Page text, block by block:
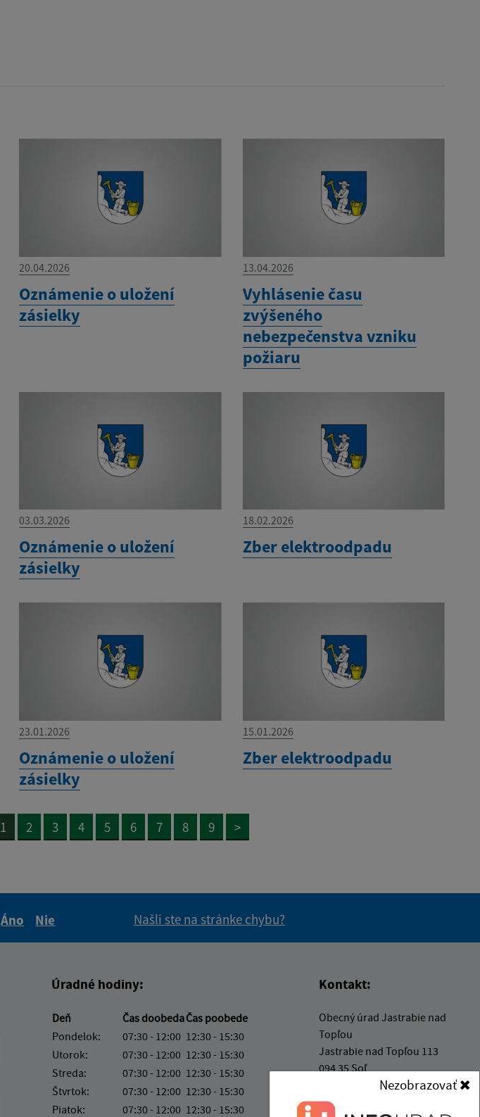
Nezobrazovať
20.04.2026
Oznámenie o uložení
zásielky
13.04.2026
Vyhlásenie času
zvýšeného
nebezpečenstva vzniku
požiaru
03.03.2026
Oznámenie o uložení
zásielky
18.02.2026
Zber elektroodpadu
23.01.2026
Oznámenie o uložení
zásielky
15.01.2026
Zber elektroodpadu
1 2 3 4 5 6 7 8 9 >
Áno
Nie
Našli ste na stránke chybu?
Úradné hodiny:
Deň Čas doobedaČas poobede
Pondelok:
07:30 - 12:00 12:30 - 15:30
Utorok:
07:30 - 12:00 12:30 - 15:30
Streda:
07:30 - 12:00 12:30 - 15:30
Štvrtok:
07:30 - 12:00 12:30 - 15:30
Piatok:
07:30 - 12:00 12:30 - 15:30
Kontakt:
Obecný úrad Jastrabie nad
Topľou
Jastrabie nad Topľou 113
094 35 Soľ
+421 574 496 315